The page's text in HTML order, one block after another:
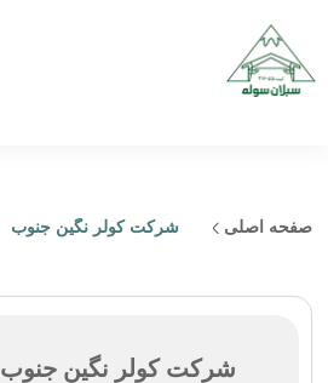
صفحه اصلی شرکت کولر نگین جنوب
شرکت کولر نگین جنوب